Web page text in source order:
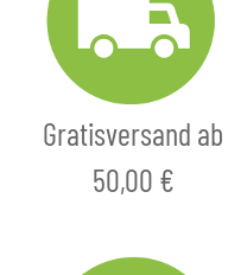
Gratisversand ab
50,00 €